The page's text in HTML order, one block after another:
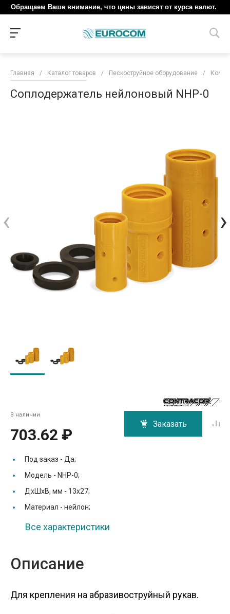
Обращаем Ваше внимание, что цены зависят от курса валют.
Главная / Каталог товаров / Пескоструйное оборудование /
Соплодержатель нейлоновый NHP-0
‹ ›
В наличии
703.62 ₽
Заказать
Под заказ - Да;
Модель - NHP-0;
ДхШхВ, мм - 13х27;
Материал - нейлон;
Все характеристики
Описание
Для крепления на абразивоструйный рукав.